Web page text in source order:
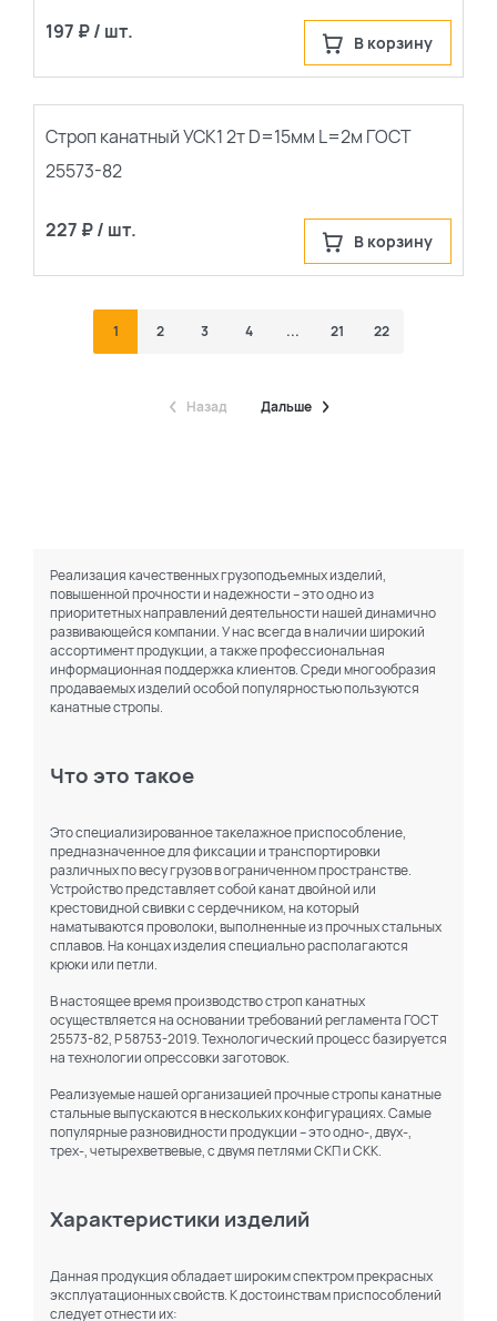
197 ₽ / шт. В корзину
Строп канатный УСК1 2т D=15мм L=2м ГОСТ
25573-82
227 ₽ / шт. В корзину
Назад
1 2 3 4 ... 21 22
Дальше
Реализация качественных грузоподъемных изделий,
повышенной прочности и надежности – это одно из
приоритетных направлений деятельности нашей динамично
развивающейся компании. У нас всегда в наличии широкий
ассортимент продукции, а также профессиональная
информационная поддержка клиентов. Среди многообразия
продаваемых изделий особой популярностью пользуются
канатные стропы.
Что это такое
Это специализированное такелажное приспособление,
предназначенное для фиксации и транспортировки
различных по весу грузов в ограниченном пространстве.
Устройство представляет собой канат двойной или
крестовидной свивки с сердечником, на который
наматываются проволоки, выполненные из прочных стальных
сплавов. На концах изделия специально располагаются
крюки или петли.
В настоящее время производство строп канатных
осуществляется на основании требований регламента ГОСТ
25573-82, Р 58753-2019. Технологический процесс базируется
на технологии опрессовки заготовок.
Реализуемые нашей организацией прочные стропы канатные
стальные выпускаются в нескольких конфигурациях. Самые
популярные разновидности продукции – это одно-, двух-,
трех-, четырехветвевые, с двумя петлями СКП и СКК.
Характеристики изделий
Данная продукция обладает широким спектром прекрасных
эксплуатационных свойств. К достоинствам приспособлений
следует отнести их:
По каталогуПо сайту